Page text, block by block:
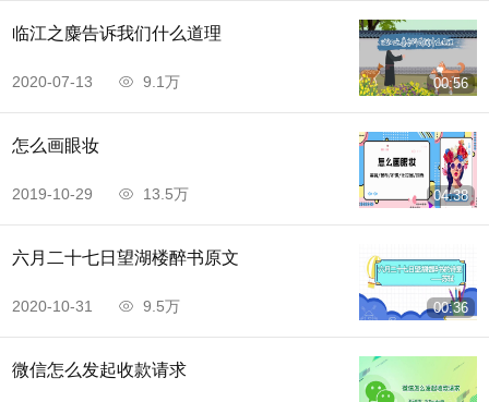
00:56
临江之麋告诉我们什么道理
2020-07-13 9.1万
04:38
怎么画眼妆
2019-10-29 13.5万
00:36
六月二十七日望湖楼醉书原文
2020-10-31 9.5万
微信怎么发起收款请求